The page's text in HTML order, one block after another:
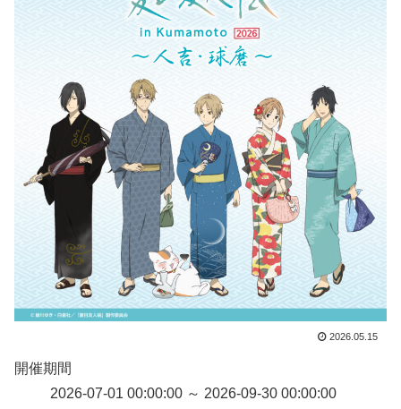
2026.05.15
開催期間
2026-07-01 00:00:00 ～ 2026-09-30 00:00:00